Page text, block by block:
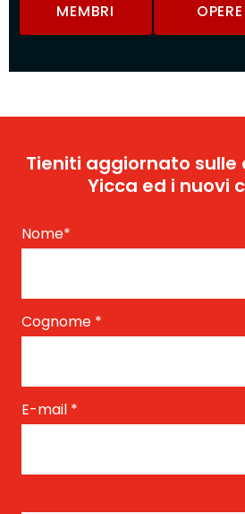
MEMBRI OPERE
Tieniti aggiornato
Yicca ed i nuovi
Nome*
Cognome *
E-mail *